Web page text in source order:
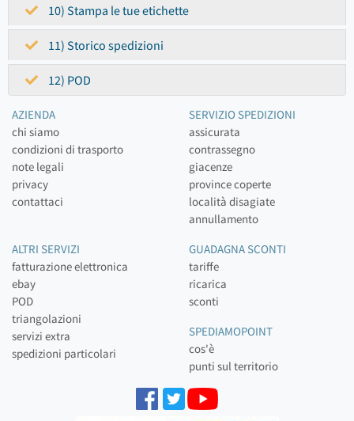
10) Stampa le tue etichette
11) Storico spedizioni
12) POD
AZIENDA
chi siamo
condizioni di trasporto
note legali
privacy
contattaci
SERVIZIO SPEDIZIONI
assicurata
contrassegno
giacenze
province coperte
località disagiate
annullamento
ALTRI SERVIZI
fatturazione elettronica
ebay
POD
triangolazioni
servizi extra
spedizioni particolari
GUADAGNA SCONTI
tariffe
ricarica
sconti
SPEDIAMOPOINT
cos'è
punti sul territorio